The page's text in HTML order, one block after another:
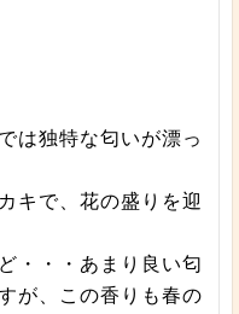
は独特な匂いが漂っ
キで、花の盛りを迎
・・・あまり良い匂
が、この香りも春の